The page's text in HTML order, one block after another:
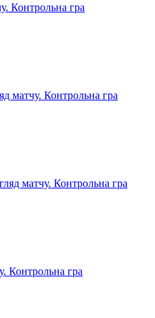
гра
Контрольна гра
матчу. Контрольна гра
гра